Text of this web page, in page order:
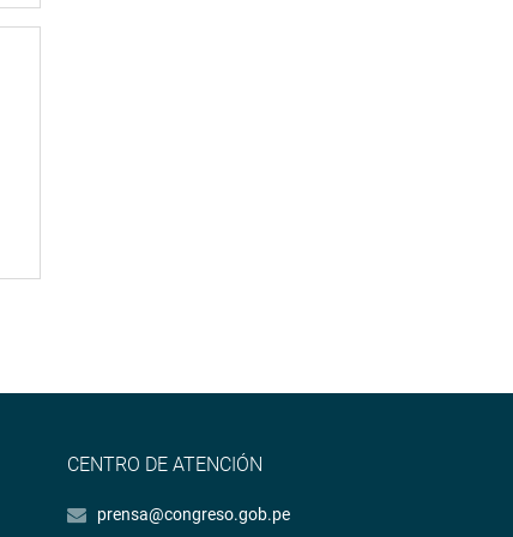
CENTRO DE ATENCIÓN
prensa@congreso.gob.pe